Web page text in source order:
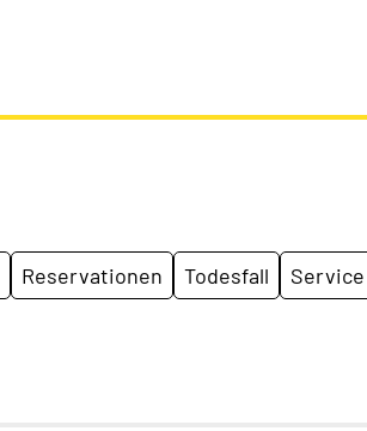
Reservationen Todesfall Service